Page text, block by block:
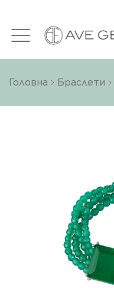
Головна Браслети